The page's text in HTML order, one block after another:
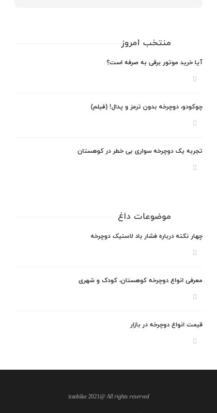
منتخب امروز
آیا خرید موتور برقی به صرفه است؟
چوکودو، دوچرخه بدون ترمز و پدال! (فیلم)
تجربه یک دوچرخه سواری بی خطر در کوهستان
موضوعات داغ
چهار نکته درباره فشار باد لاستیک دوچرخه
معرفی انواع دوچرخه کوهستان، کودک و شهری
قیمت انواع دوچرخه در بازار
All rights reserved
@iranbike 2021